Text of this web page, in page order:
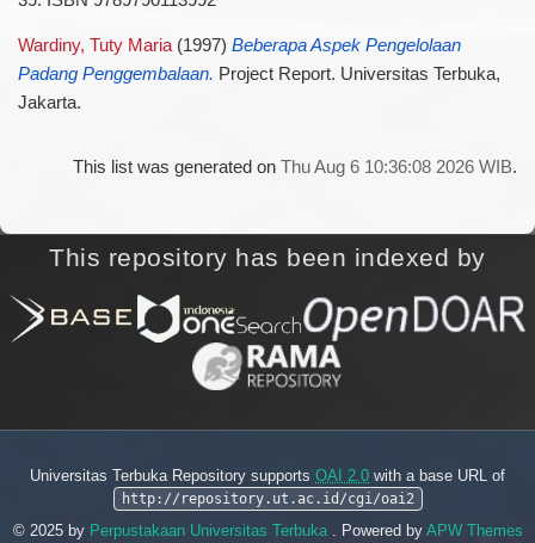
Wardiny, Tuty Maria(1997) Beberapa Aspek Pengelolaan
Padang Penggembalaan. Project Report. Universitas Terbuka,
Jakarta.
This list was generated onThu Aug 6 10:36:08 2026 WIB.
This repository has been indexed by
Universitas Terbuka Repository supports OAI 2.0 with a base URL of
http://repository.ut.ac.id/cgi/oai2
© 2025 by Perpustakaan Universitas Terbuka . Powered by APW Themes